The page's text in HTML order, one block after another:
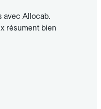
avec Allocab.
résument bien